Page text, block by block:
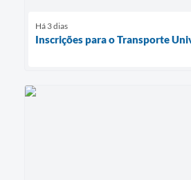
Há 3 dias
Inscrições para o Transporte